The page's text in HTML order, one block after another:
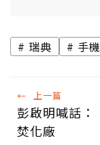
瑞典 手機
← 上一篇
彭啟明喊話：
焚化廠